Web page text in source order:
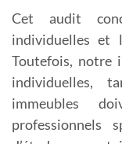
Cet audit
individuelles et
Toutefois, notre
individuelles,
immeubles
professionnels